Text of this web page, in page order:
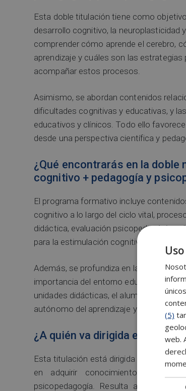
Esta doble titulación tiene como
desarrollo cognitivo, la
comprender cómo aprende el cerebro,
aprendizaje y cuáles son las
acompañar estos procesos.
Asimismo, se abordan contenidos
dificultades cognitivas y educativas, y
educativos y clínicos. Todo ello
desde una perspectiva científica y
¿Qué encontrarás en la
cognitivo + pedagogía y
El programa formativo incluye
cognitivo a lo largo del ciclo vital,
didáctica, evaluación psicopedagógica,
para la estimulación cognitiva.
Además, se profundiza en la relación
importancia del entorno educativo en el
unidades didácticas, el alumnado
autónomo del aprendizaje y la
¿A quién va dirigida esta
Esta titulación está dirigida a
en adquirir conocimientos
psicopedagogía. Resulta adecuada
(5)
web.